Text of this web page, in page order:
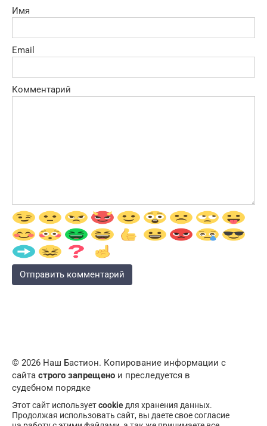
Имя
Email
Комментарий
© 2026 Наш Бастион. Копирование информации с
сайта строго запрещено и преследуется в
судебном порядке
Этот сайт используетcookie для хранения данных.
Продолжая использовать сайт, вы даете свое согласие